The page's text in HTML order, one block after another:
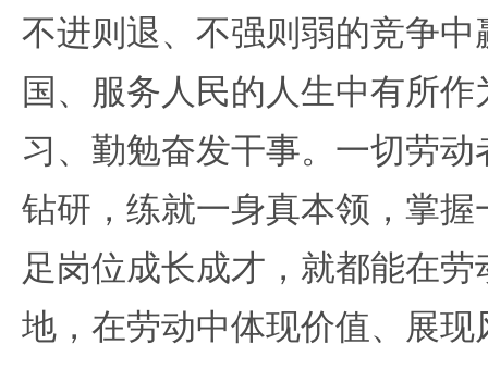
不进则退、不强则弱的竞争
国、服务人民的人生中有所
习、勤勉奋发干事。一切劳
钻研，练就一身真本领，掌
足岗位成长成才，就都能在
地，在劳动中体现价值、展